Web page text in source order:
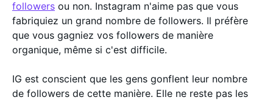
followers ou non. Instagram n'aime pas que vous
fabriquiez un grand nombre de followers. Il préfère
que vous gagniez vos followers de manière
organique, même si c'est difficile.
IG est conscient que les gens gonflent leur nombre
de followers de cette manière. Elle ne reste pas les